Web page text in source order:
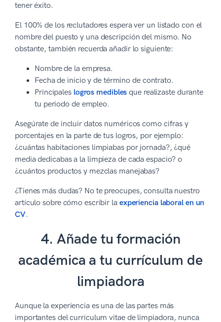
tener éxito.
El 100% de los reclutadores espera ver un listado con el
nombre del puesto y una descripción del mismo. No
obstante, también recuerda añadir lo siguiente:
Nombre de la empresa.
Fecha de inicio y de término de contrato.
Principales logros medibles que realizaste durante
tu periodo de empleo.
Asegúrate de incluir datos numéricos como cifras y
porcentajes en la parte de tus logros, por ejemplo:
¿cuántas habitaciones limpiabas por jornada?, ¿qué
media dedicabas a la limpieza de cada espacio? o
¿cuántos productos y mezclas manejabas?
¿Tienes más dudas? No te preocupes, consulta nuestro
artículo sobre cómo escribir la experiencia laboral en un
CV.
4. Añade tu formación
académica a tu currículum de
limpiadora
Aunque la experiencia es una de las partes más
importantes del curriculum vitae de limpiadora, nunca